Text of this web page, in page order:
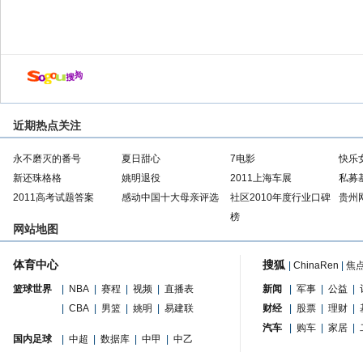
近期热点关注
永不磨灭的番号 夏日甜心 7电影
快乐
新还珠格格
姚明退役 2011上海车展
私募
2011高考试题答案
感动中国十大母亲评选
社区2010年度行业口碑
榜
贵州
网站地图
体育中心
篮球世界 NBA 赛程 视频
直播表
CBA 男篮 姚明 易建联
国内足球 中超 数据库 中甲
中乙
搜狐 ChinaRen 焦
新闻 军事 公益
财经
股票 理财
汽车
购车 家居